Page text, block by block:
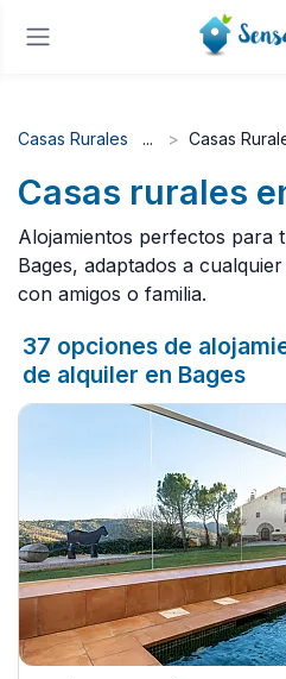
Casas Rurales Casas
Casas rurales
Alojamientos perfectos para
Bages, adaptados a
con amigos o familia.
37 opciones de
de alquiler en Bages